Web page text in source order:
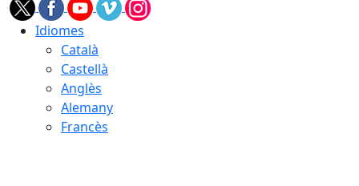
Idiomes
Català
Castellà
Anglès
Alemany
Francès